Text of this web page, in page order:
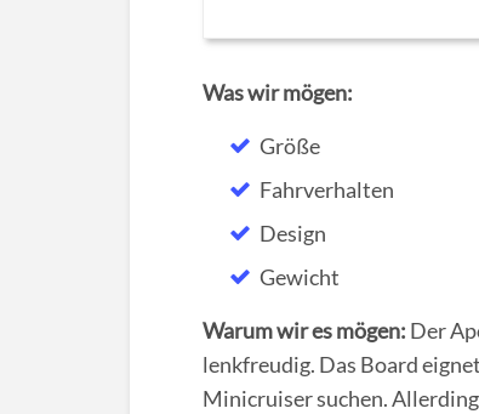
Was wir mögen:
Größe
Fahrverhalten
Design
Gewicht
Warum wir es mögen: Der
lenkfreudig. Das Board
Minicruiser suchen.